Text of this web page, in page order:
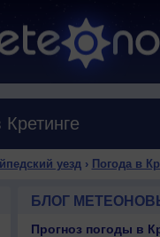
уезд› Погода в
БЛОГ
Прогноз погоды в